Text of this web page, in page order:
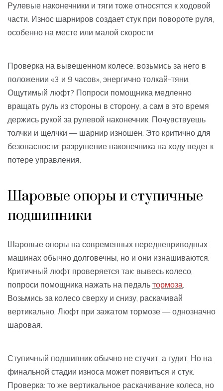
Рулевые наконечники и тяги тоже относятся к ходовой
части. Износ шарниров создает стук при повороте руля,
особенно на месте или малой скорости.
Проверка на вывешенном колесе: возьмись за него в
положении «3 и 9 часов», энергично толкай-тяни.
Ощутимый люфт? Попроси помощника медленно
вращать руль из стороны в сторону, а сам в это время
держись рукой за рулевой наконечник. Почувствуешь
толчки и щелчки — шарнир изношен. Это критично для
безопасности: разрушение наконечника на ходу ведет к
потере управления.
Шаровые опоры и ступичные
подшипники
Шаровые опоры на современных переднеприводных
машинах обычно долговечны, но и они изнашиваются.
Критичный люфт проверяется так: вывесь колесо,
попроси помощника нажать на педаль тормоза.
Возьмись за колесо сверху и снизу, раскачивай
вертикально. Люфт при зажатом тормозе — однозначно
шаровая.
Ступичный подшипник обычно не стучит, а гудит. Но на
финальной стадии износа может появиться и стук.
Проверка: то же вертикальное раскачивание колеса, но